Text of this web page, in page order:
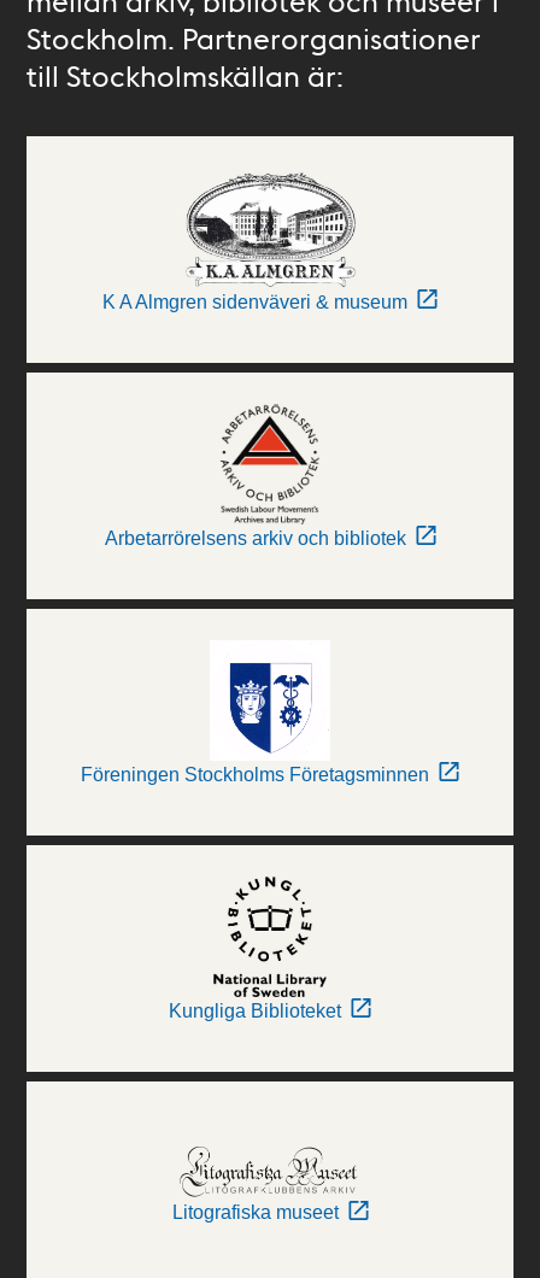
Stockholm. Partnerorganisationer
till Stockholmskällan är:
K A Almgren sidenväveri & museum
Arbetarrörelsens arkiv och bibliotek
Föreningen Stockholms Företagsminnen
Kungliga Biblioteket
Litografiska museet